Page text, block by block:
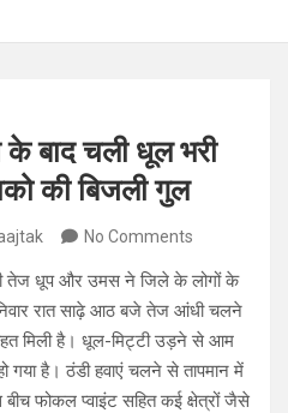
बाद चली धूल भरी
की बिजली गुल
No Comments
तेज धूप और उमस ने जिले के लोगों के
रात साढ़े आठ बजे तेज आंधी चलने
मिली है। धूल-मिट्टी उड़ने से आम
गया है। ठंडी हवाएं चलने से तापमान में
बीच फोकल प्वाइंट सहित कई क्षेत्रों जैसे